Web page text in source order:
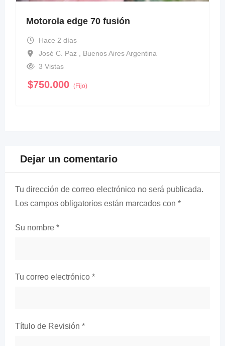
Motorola edge 70 fusión
Hace 2 días
José C. Paz , Buenos Aires Argentina
3 Vistas
$750.000 (Fijo)
Dejar un comentario
Tu dirección de correo electrónico no será publicada.
Los campos obligatorios están marcados con *
Su nombre *
Tu correo electrónico *
Título de Revisión *